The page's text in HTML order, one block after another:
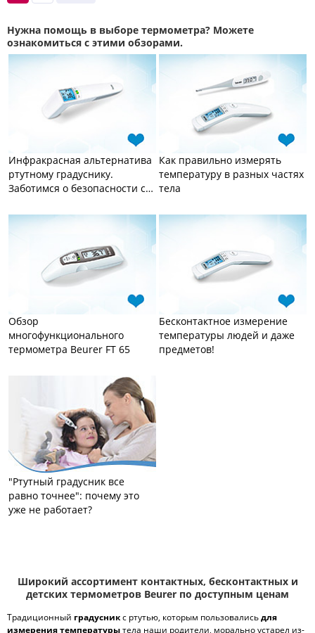
Нужна помощь в выборе термометра? Можете
ознакомиться с этими обзорами.
Инфракрасная альтернатива
ртутному градуснику.
Заботимся о безопасности с
Как правильно измерять
температуру в разных частях
тела
Обзор
многофункционального
термометра Beurer FT 65
Бесконтактное измерение
температуры людей и даже
предметов!
"Ртутный градусник все
равно точнее": почему это
уже не работает?
Широкий ассортимент контактных, бесконтактных и
детских термометров Beurer по доступным ценам
Традиционный градусникс ртутью, которым пользовалисьдля
измерения температурытела наши родители, морально устарел из-